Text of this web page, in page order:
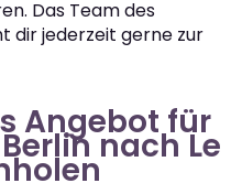
Das Team des
dir jederzeit gerne zur
Angebot für
nach Le